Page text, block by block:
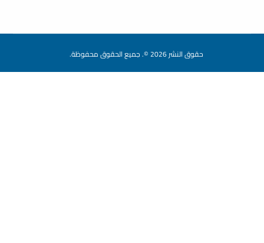
حقوق النشر 2026 ©. جميع الحقوق محفوظة.